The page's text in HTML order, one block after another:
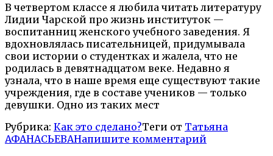
В четвертом классе я любила читать литературу
Лидии Чарской про жизнь институток —
воспитанниц женского учебного заведения. Я
вдохновлялась писательницей, придумывала
свои истории о студентках и жалела, что не
родилась в девятнадцатом веке. Недавно я
узнала, что в наше время еще существуют такие
учреждения, где в составе учеников — только
девушки. Одно из таких мест
Рубрика: Как это сделано?Теги от Татьяна
АФАНАСЬЕВАНапишите комментарий